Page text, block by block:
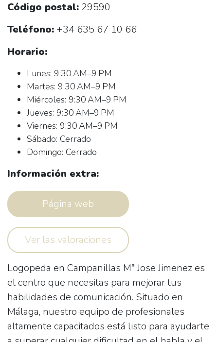
Código postal: 29590
Teléfono: +34 635 67 10 66
Horario:
Lunes: 9:30 AM–9 PM
Martes: 9:30 AM–9 PM
Miércoles: 9:30 AM–9 PM
Jueves: 9:30 AM–9 PM
Viernes: 9:30 AM–9 PM
Sábado: Cerrado
Domingo: Cerrado
Información extra:
Página web
Ver las valoraciones
Logopeda en Campanillas Mª Jose Jimenez es
el centro que necesitas para mejorar tus
habilidades de comunicación. Situado en
Málaga, nuestro equipo de profesionales
altamente capacitados está listo para ayudarte